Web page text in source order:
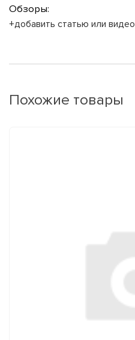
Обзоры:
+добавить статью или видео
Похожие товары